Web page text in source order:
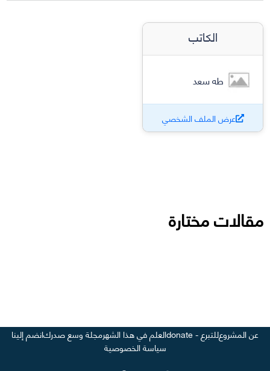
الكاتب
طه سعد
عرض الملف الشخصي
مقالات مختارة
عن المشروعللتبرع - donate العلم في هذا الشهرمجلة وسع صدركانضم إلينا
سياسة الخصوصية